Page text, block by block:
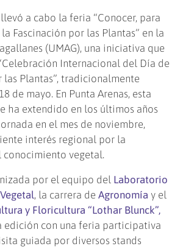
a cabo la feria “Conocer, para
Fascinación por las Plantas” en la
(UMAG), una iniciativa que
Internacional del Día de
las Plantas”, tradicionalmente
de mayo. En Punta Arenas, esta
ha extendido en los últimos años
en el mes de noviembre,
interés regional por la
vegetal.
por el equipo del Laboratorio
, la carrera deAgronomíay el
y Floricultura “Lothar Blunck”,
edición con una feria participativa
guiada por diversos stands